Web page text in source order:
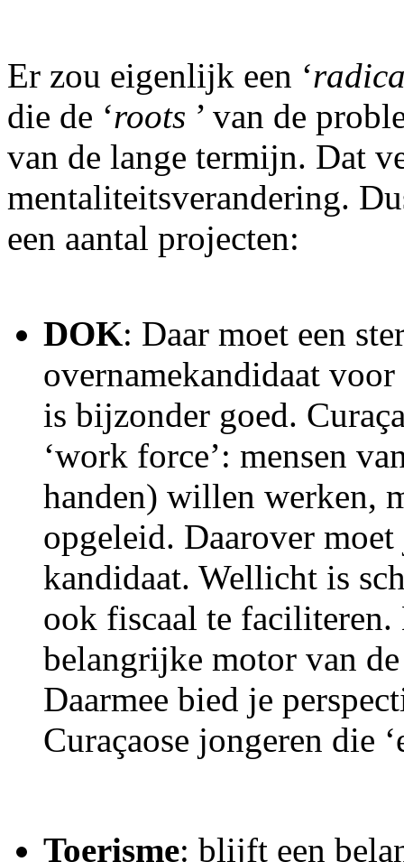
Er zou eigenlijk een ‘
die de ‘roots ’ van de
van de lange termijn. Dat
mentaliteitsverandering.
een aantal projecten:
DOK: Daar moet een
overnamekandidaat
is bijzonder goed.
‘work force’: mensen
handen) willen werken,
opgeleid. Daarover
kandidaat. Wellicht is
ook fiscaal te
belangrijke motor van
Daarmee bied je
Curaçaose jongeren die
Toerisme: blijft een